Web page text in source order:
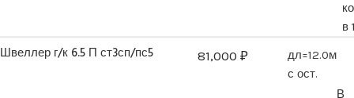
в
Швеллер г/к 6.5 П ст3сп/пс5 81,000 ₽
дл=12.0м
с ост.
В